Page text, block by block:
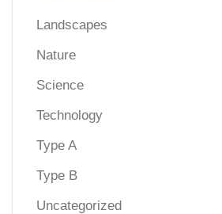
Landscapes
Nature
Science
Technology
Type A
Type B
Uncategorized